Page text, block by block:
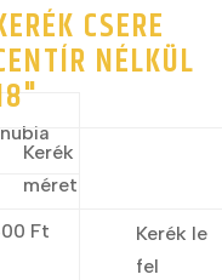
Ft
CSERE
NÉLKÜL
Kerék
méret
Kerék le
fel